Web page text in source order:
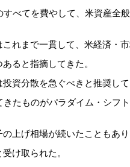
べてを費やして、米資産全
れまで一貫して、米経済・
ると指摘してきた。
資分散を急ぐべきと推奨して
たものがパラダイム・シフ
上げ相場が続いたこともあ
け取られた。